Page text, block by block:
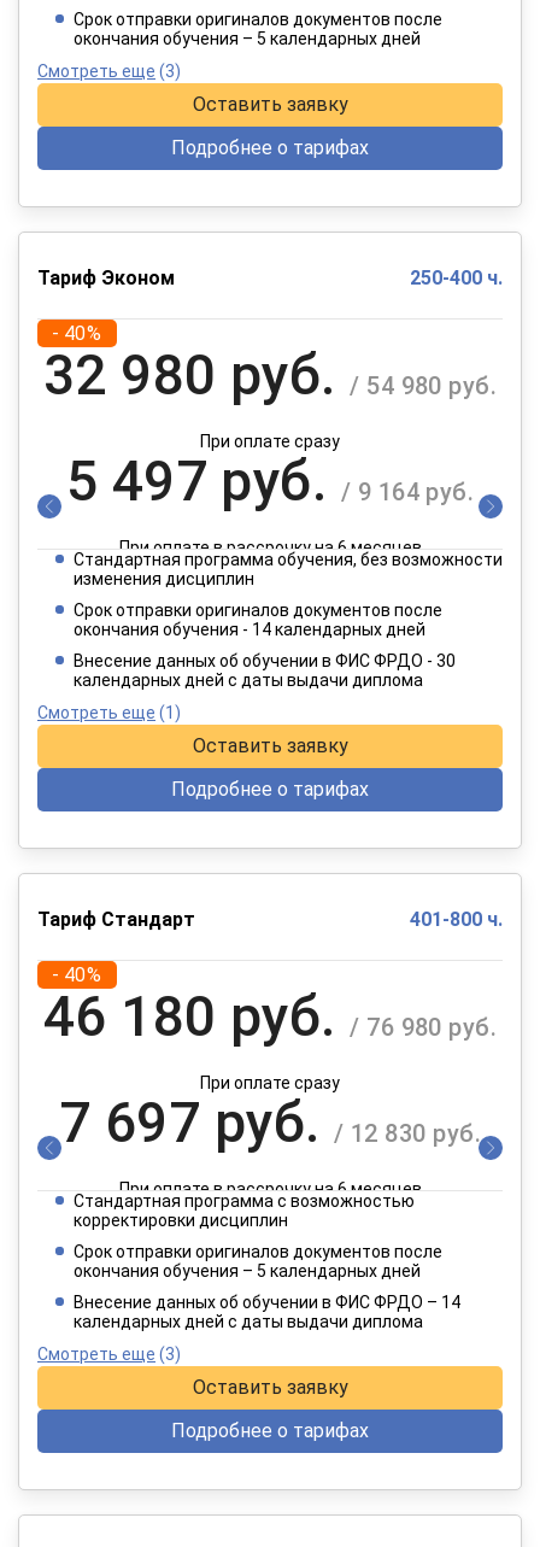
При оплате в рассрочку на 12 месяцев
Срок отправки оригиналов документов после
окончания обучения – 5 календарных дней
Смотреть еще (3)
Оставить заявку
Подробнее о тарифах
Тариф Эконом 250-400 ч.
- 40%
32 980 руб. / 54 980 руб.
При оплате сразу
5 497 руб. / 9 164 руб.
При оплате в рассрочку на 6 месяцев
2 749 руб.
При оплате в рассрочку на 12 месяцев
Стандартная программа обучения, без возможности
изменения дисциплин
Срок отправки оригиналов документов после
окончания обучения - 14 календарных дней
Внесение данных об обучении в ФИС ФРДО - 30
календарных дней с даты выдачи диплома
Смотреть еще (1)
Оставить заявку
Подробнее о тарифах
Тариф Стандарт 401-800 ч.
- 40%
46 180 руб. / 76 980 руб.
При оплате сразу
7 697 руб. / 12 830 руб.
При оплате в рассрочку на 6 месяцев
3 849 руб.
При оплате в рассрочку на 12 месяцев
Стандартная программа с возможностью
корректировки дисциплин
Срок отправки оригиналов документов после
окончания обучения – 5 календарных дней
Внесение данных об обучении в ФИС ФРДО – 14
календарных дней с даты выдачи диплома
Смотреть еще (3)
Оставить заявку
Подробнее о тарифах